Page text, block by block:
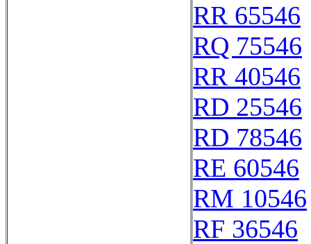
RR 65546
RQ 75546
RR 40546
RD 25546
RD 78546
RE 60546
RM 10546
RF 36546